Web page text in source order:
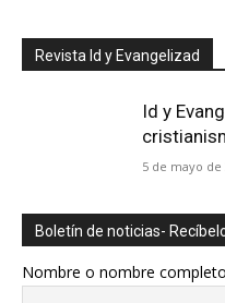
Revista Id y Evangelizad
Id y
5 de mayo de
Boletín de noticias-
Nombre o nombre completo